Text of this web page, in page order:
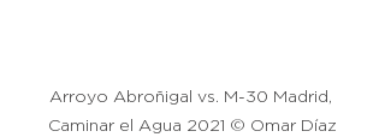
Arroyo Abroñigal vs. M-30 Madrid,
Caminar el Agua 2021 © Omar Díaz